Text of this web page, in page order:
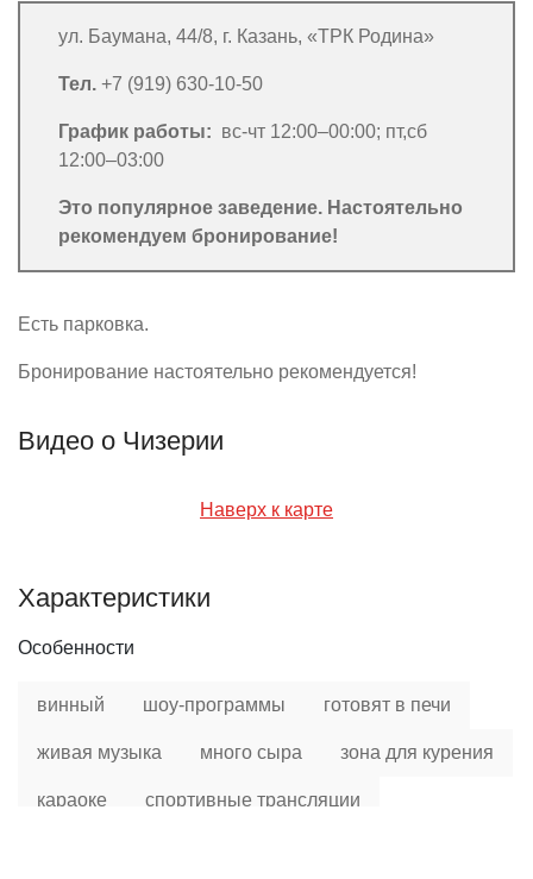
ул. Баумана, 44/8, г. Казань, «ТРК Родина»
Тел. +7 (919) 630-10-50
График работы: вс-чт 12:00–00:00; пт,сб
12:00–03:00
Это популярное заведение. Настоятельно
рекомендуем бронирование!
Есть парковка.
Бронирование настоятельно рекомендуется!
Видео о Чизерии
Наверх к карте
Характеристики
Особенности
винный шоу-программы готовят в печи
живая музыка много сыра зона для курения
караоке
спортивные трансляции